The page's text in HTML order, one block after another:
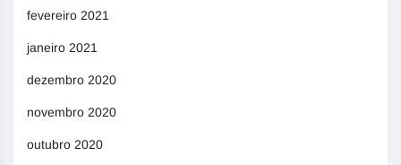
fevereiro 2021
janeiro 2021
dezembro 2020
novembro 2020
outubro 2020